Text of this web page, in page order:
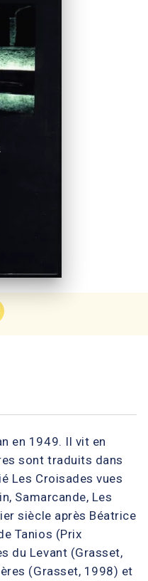
en 1949. Il vit en
sont traduits dans
Les Croisades vues
Samarcande, Les
siècle après Béatrice
Tanios (Prix
du Levant (Grasset,
(Grasset, 1998) et